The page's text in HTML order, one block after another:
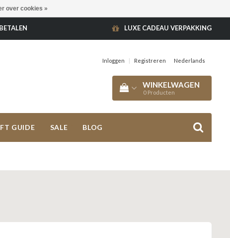
LUXE CADEAU VERPAKKING
Inloggen | Registreren Nederlands
WINKELWAGEN
0 Producten
GUIDE SALE BLOG
over cookies »